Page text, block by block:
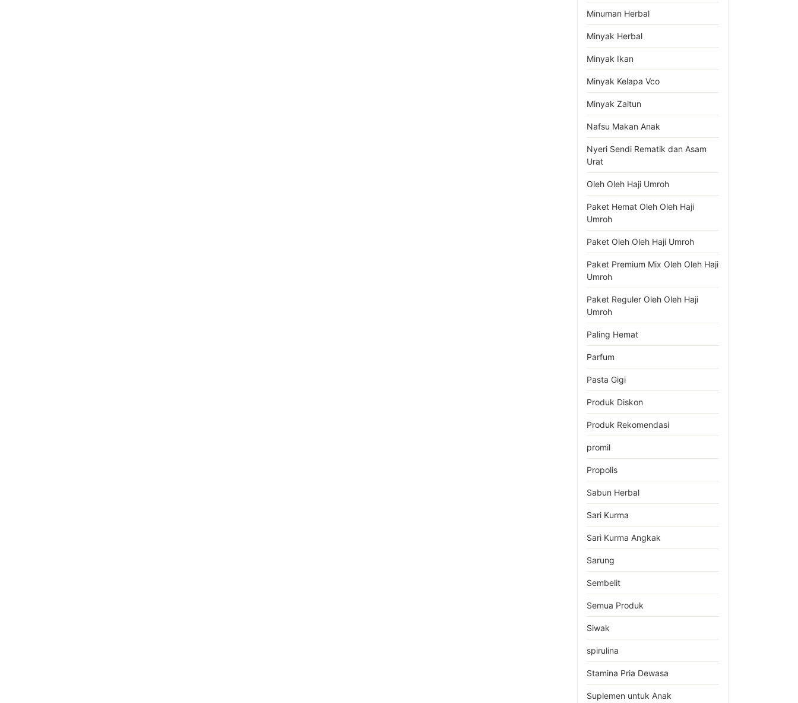
Minuman Herbal
Minyak Herbal
Minyak Ikan
Minyak Kelapa Vco
Minyak Zaitun
Nafsu Makan Anak
Nyeri Sendi Rematik dan Asam
Urat
Oleh Oleh Haji Umroh
Paket Hemat Oleh Oleh Haji
Umroh
Paket Oleh Oleh Haji Umroh
Paket Premium Mix Oleh Oleh Haji
Umroh
Paket Reguler Oleh Oleh Haji
Umroh
Paling Hemat
Parfum
Pasta Gigi
Produk Diskon
Produk Rekomendasi
promil
Propolis
Sabun Herbal
Sari Kurma
Sari Kurma Angkak
Sarung
Sembelit
Semua Produk
Siwak
spirulina
Stamina Pria Dewasa
Suplemen untuk Anak